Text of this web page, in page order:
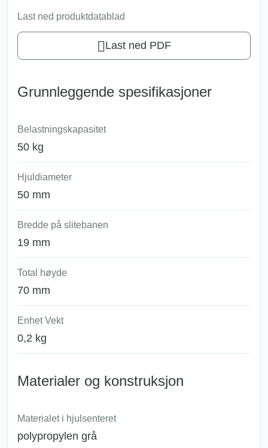
Last ned produktdatablad
Last ned PDF
Grunnleggende spesifikasjoner
Belastningskapasitet
50 kg
Hjuldiameter
50 mm
Bredde på slitebanen
19 mm
Total høyde
70 mm
Enhet Vekt
0,2 kg
Materialer og konstruksjon
Materialet i hjulsenteret
polypropylen grå